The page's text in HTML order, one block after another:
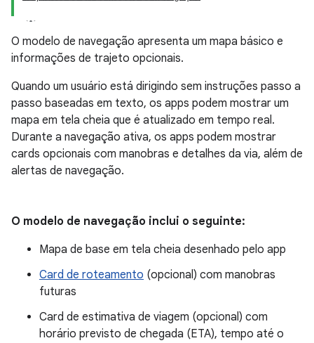
O modelo de navegação apresenta um mapa básico e
informações de trajeto opcionais.
Quando um usuário está dirigindo sem instruções passo a
passo baseadas em texto, os apps podem mostrar um
mapa em tela cheia que é atualizado em tempo real.
Durante a navegação ativa, os apps podem mostrar
cards opcionais com manobras e detalhes da via, além de
alertas de navegação.
O modelo de navegação inclui o seguinte:
Mapa de base em tela cheia desenhado pelo app
Card de roteamento (opcional) com manobras
futuras
Card de estimativa de viagem (opcional) com
horário previsto de chegada (ETA), tempo até o